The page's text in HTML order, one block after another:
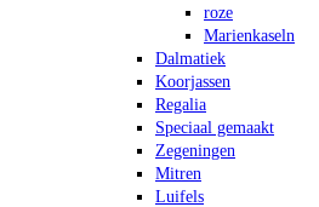
roze
Marienkaseln
Dalmatiek
Koorjassen
Regalia
Speciaal gemaakt
Zegeningen
Mitren
Luifels